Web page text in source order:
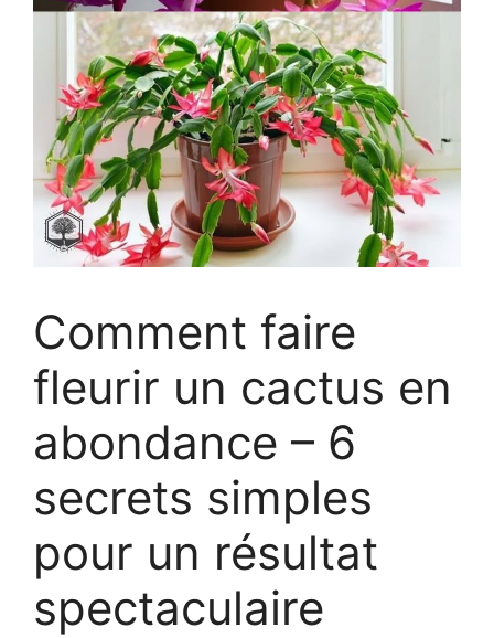
Comment faire
fleurir un cactus en
abondance – 6
secrets simples
pour un résultat
spectaculaire